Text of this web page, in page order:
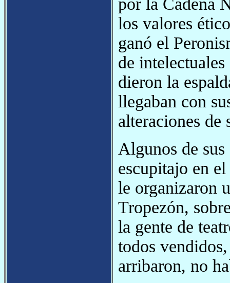
los valores
ganó el
de
dieron la
llegaban con
alteraciones de
Algunos de
escupitajo en
le organizaron
Tropezón,
la gente de
todos
arribaron, no